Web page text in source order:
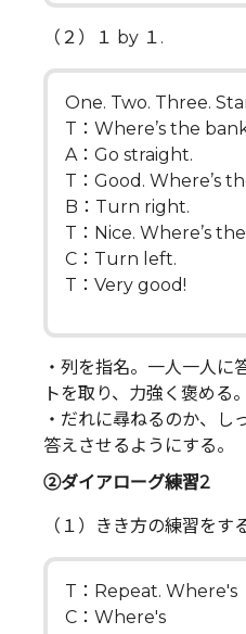
（２）１ by １.
One. Two. Three.
T：Where’s the
A：Go straight.
T：Good. Where’s
B：Turn right.
T：Nice. Where’s
C：Turn left.
T：Very good!
・列を指名。一人一人に
トを取り、力強く褒める。
・だれに尋ねるのか、
答えさせるようにする。
②ダイアローグ練習2
（１）きき方の練習をす
T：Repeat. Where's
C：Where's